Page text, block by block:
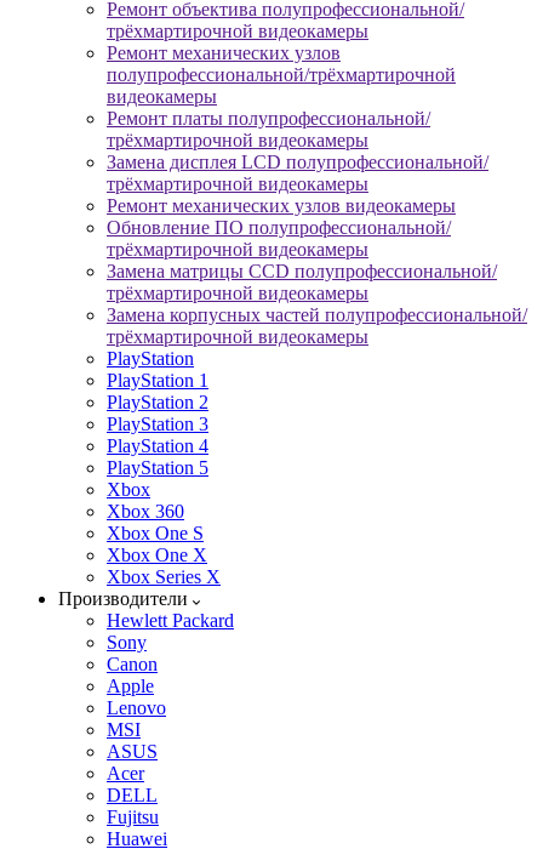
Ремонт объектива полупрофессиональной/
трёхмартирочной видеокамеры
Ремонт механических узлов
полупрофессиональной/трёхмартирочной
видеокамеры
Ремонт платы полупрофессиональной/
трёхмартирочной видеокамеры
Замена дисплея LCD полупрофессиональной/
трёхмартирочной видеокамеры
Ремонт механических узлов видеокамеры
Обновление ПО полупрофессиональной/
трёхмартирочной видеокамеры
Замена матрицы CCD полупрофессиональной/
трёхмартирочной видеокамеры
Замена корпусных частей полупрофессиональной/
трёхмартирочной видеокамеры
PlayStation
PlayStation 1
PlayStation 2
PlayStation 3
PlayStation 4
PlayStation 5
Xbox
Xbox 360
Xbox One S
Xbox One X
Xbox Series X
Производители
Hewlett Packard
Sony
Canon
Apple
Lenovo
MSI
ASUS
Acer
DELL
Fujitsu
Huawei